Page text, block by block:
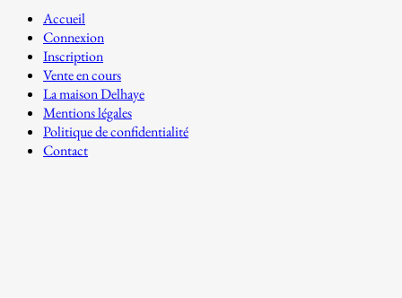
Accueil
Connexion
Inscription
Vente en cours
La maison Delhaye
Mentions légales
Politique de confidentialité
Contact